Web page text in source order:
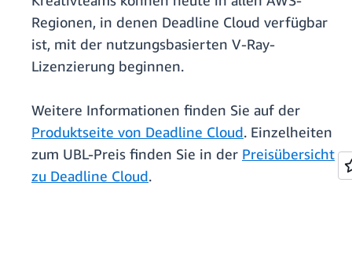
Regionen, in denen Deadline Cloud verfügbar
ist, mit der nutzungsbasierten V-Ray-
Lizenzierung beginnen.
Weitere Informationen finden Sie auf der
Produktseite von Deadline Cloud. Einzelheiten
zum UBL-Preis finden Sie in der Preisübersicht
zu Deadline Cloud.